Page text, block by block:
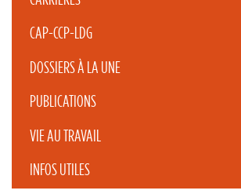
CAP-CCP-LDG
DOSSIERS À LA UNE
PUBLICATIONS
VIE AU TRAVAIL
INFOS UTILES